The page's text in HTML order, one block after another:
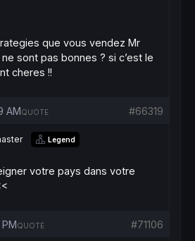
que vous vendez Mr
sont pas bonnes ? si c’est le
cheres !!
AM #66319
QUOTE
Legend
votre pays dans votre
#71106
QUOTE